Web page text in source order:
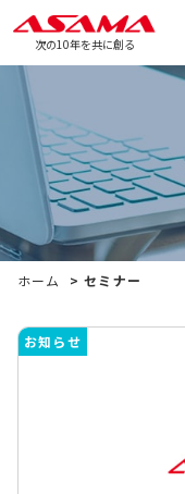
次の10年を共に創る
ホーム >セミナー
お知らせ